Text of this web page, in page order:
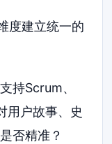
度建立统一的
持Scrum、
用户故事、史
否精准？